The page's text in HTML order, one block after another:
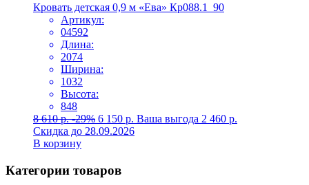
Кровать детская 0,9 м «Ева» Кр088.1_90
Артикул:
04592
Длина:
2074
Ширина:
1032
Высота:
848
8 610р. -29% 6 150 р. Ваша выгода 2 460 р.
Скидка до 28.09.2026
В корзину
Категории товаров